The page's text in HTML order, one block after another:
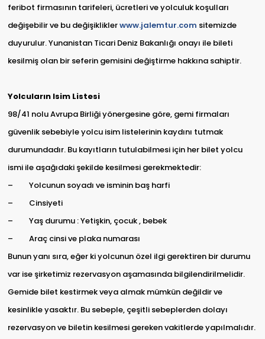
feribot firmasının tarifeleri, ücretleri ve yolculuk koşulları
değişebilir ve bu değişikliklerwww.jalemtur.com sitemizde
duyurulur. Yunanistan Ticari Deniz Bakanlığı onayı ile bileti
kesilmiş olan bir seferin gemisini değiştirme hakkına sahiptir.
Yolcuların Isim Listesi
98/41 nolu Avrupa Birliği yönergesine göre, gemi firmaları
güvenlik sebebiyle yolcu isim listelerinin kaydını tutmak
durumundadır. Bu kayıtların tutulabilmesi için her bilet yolcu
ismi ile aşağıdaki şekilde kesilmesi gerekmektedir:
– Yolcunun soyadı ve isminin baş harfi
– Cinsiyeti
– Yaş durumu : Yetişkin, çocuk , bebek
– Araç cinsi ve plaka numarası
Bunun yanı sıra, eğer ki yolcunun özel ilgi gerektiren bir durumu
var ise şirketimiz rezervasyon aşamasında bilgilendirilmelidir.
Gemide bilet kestirmek veya almak mümkün değildir ve
kesinlikle yasaktır. Bu sebeple, çeşitli sebeplerden dolayı
rezervasyon ve biletin kesilmesi gereken vakitlerde yapılmalıdır.